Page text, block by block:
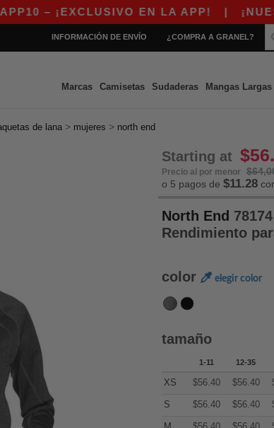
¡EXCLUSIVO EN LA APP!|¡NUESTRA
INFORMACIÓN DE ENVÍO ¿COMPRA A GRANEL?
Marcas Camisetas Sudaderas Mangas Largas
de lana > mujeres > north end
Starting at
Precio al por menor
o 5 pagos de $11.28
North End
Rendimiento
color elegir color
tamaño
1-11 12-35
XS $56.40 $56.40
S $56.40 $56.40